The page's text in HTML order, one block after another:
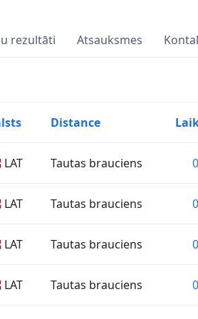
rezultāti Atsauksmes
Distance
Tautas brauciens
Tautas brauciens
Tautas brauciens
Tautas brauciens